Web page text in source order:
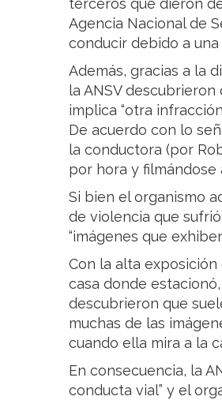
terceros que dieron
Agencia Nacional de
conducir debido a una
Además, gracias a la
la ANSV
implica “otra infracción
De acuerdo con lo
la conductora (por
por hora y filmándose
Si bien el organismo
de violencia que
“imágenes que
Con la alta
casa donde
descubrieron que
muchas de las
cuando ella mira a la
En consecuencia, la
conducta vial” y el